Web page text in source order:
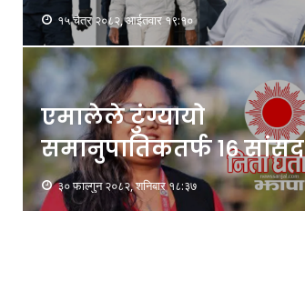
१५ चैत्र २०८२, आईतवार १९:१०
एमालेले टुंग्यायो
समानुपातिकतर्फ १६ सांसद
३० फाल्गुन २०८२, शनिबार १८:३७